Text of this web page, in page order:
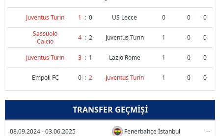
Juventus Turin 1 : 0 US Lecce 0 0
0
Sassuolo
Calcio
4 : 2 Juventus Turin 1 0 0
Juventus Turin 3 : 1 Lazio Rome 1 0 0
Empoli FC 0 : 2 Juventus Turin 1 0 0
TRANSFER GEÇMIŞI
08.09.2024 - 03.06.2025 Fenerbahçe İstanbul --